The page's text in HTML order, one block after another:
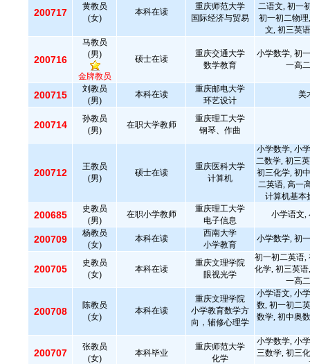
200717
黄教员
(女)
本科在读
重庆师范大学
国际经济与贸易
二语文, 初一
初一初二物
文, 初三英
200716
马教员
(男)
金牌教员
硕士在读
重庆交通大学
数学教育
小学数学, 初
一高
200715
刘教员
(男)
本科在读
重庆邮电大学
环艺设计
美
200714
孙教员
(男)
在职大学教师
重庆理工大学
钢琴、作曲
200712
王教员
(男)
硕士在读
重庆医科大学
计算机
小学数学, 小
二数学, 初三
初三化学, 初
二英语, 高一
计算机基本
200685
史教员
(男)
在职小学教师
重庆理工大学
电子信息
小学语文,
200709
杨教员
(女)
本科在读
西南大学
小学教育
小学数学, 初
200705
史教员
(女)
本科在读
重庆文理学院
眼视光学
初一初二英语,
化学, 初三英
一高
200708
陈教员
(女)
本科在读
重庆文理学院
小学教育数学方
向，辅修心理学
小学语文, 小
数, 初一初二
数学, 初中奥
200707
张教员
(女)
本科毕业
重庆师范大学
化学
小学数学, 小
三数学, 初三